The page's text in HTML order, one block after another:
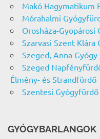
Makó Hagymatikum
Mórahalmi
Orosháza-Gyopárosi
Szarvasi Szent Klára
Szeged, Anna
Szeged
Élmény- és Strandfürdő
Szentesi Gyógyfürdő
GYÓGYBARLANGOK